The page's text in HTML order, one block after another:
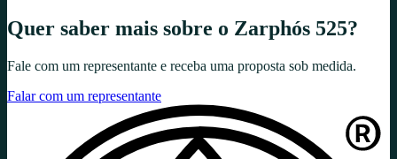
Quer saber mais sobre o Zarphós 525?
Fale com um representante e receba uma proposta sob medida.
Falar com um representante